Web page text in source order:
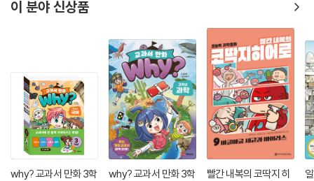
이 분야 신상품
why? 교과서 만화 3학
why? 교과서 만화 3학
빨간 내복의 코딱지 히